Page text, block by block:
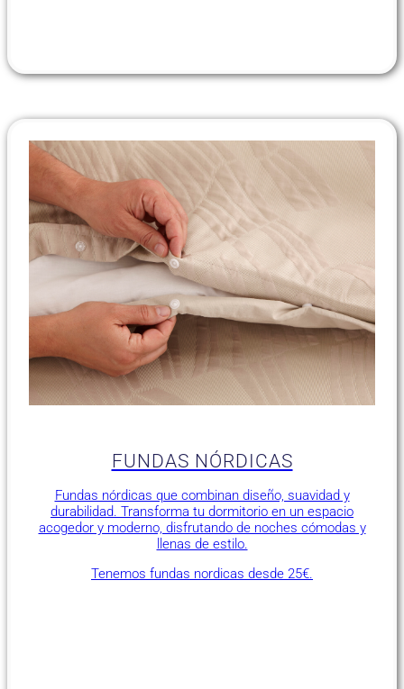
FUNDAS NÓRDICAS
Fundas nórdicas que combinan diseño, suavidad y
durabilidad. Transforma tu dormitorio en un espacio
acogedor y moderno, disfrutando de noches cómodas y
llenas de estilo.
Tenemos fundas nordicas desde 25€.